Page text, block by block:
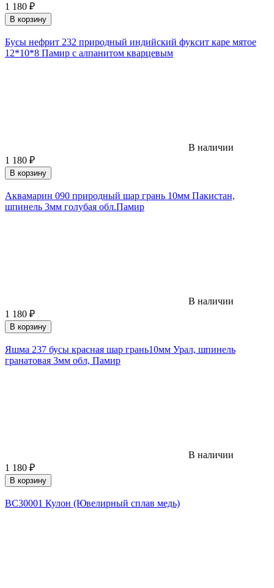
1 180 ₽
В корзину
Бусы нефрит 232 природный индийский фуксит каре мятое
12*10*8 Памир с алпанитом кварцевым
В наличии
1 180 ₽
В корзину
Аквамарин 090 природный шар грань 10мм Пакистан,
шпинель 3мм голубая обл.Памир
В наличии
1 180 ₽
В корзину
Яшма 237 бусы красная шар грань10мм Урал, шпинель
гранатовая 3мм обл, Памир
В наличии
1 180 ₽
В корзину
ВС30001 Кулон (Ювелирный сплав медь)